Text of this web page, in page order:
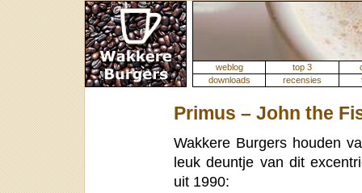
weblog top 3
downloads
recensies
Primus – John the
Wakkere Burgers houden
leuk deuntje van dit
uit 1990: